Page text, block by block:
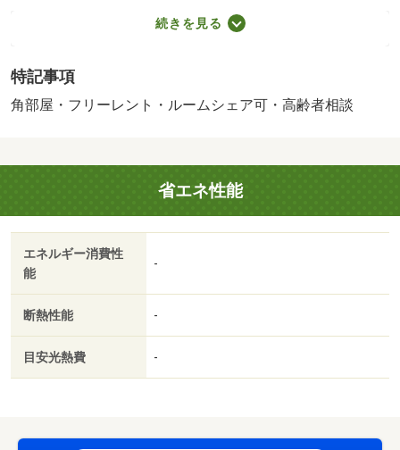
ヵ月目フリーレント！！フリーレント１ヶ月／●短期解約
違約金あり ⇒１年未満解約は賃料等の３ヵ月分、２年未
なる場合あり ●審査結果により敷金や連帯保証人を必要
とする場合あり ●オプション設備は、種類に応じて追加
帳の写し【法人】会社概要（謄本等）・決算書（直近分）
※必要書類が揃い次第の審査／バストイレ別／バルコニー
／エアコン／ガスコンロ対応／室内洗濯置／南向き／追焚
機能浴室／角住戸／温水洗浄便座／洗面所独立／即入居可
／礼金不要／仲介手数料不要／二人入居相談／フリーレン
ト／全室南向き／ルームシェア相談／学生相談／プロパン
ニ）まで５５０ｍ/賃貸戸数:40戸
続きを見る
特記事項
角部屋・フリーレント・ルームシェア可・高齢者相談
省エネ性能
エネルギー消費性
能
-
断熱性能 -
目安光熱費 -